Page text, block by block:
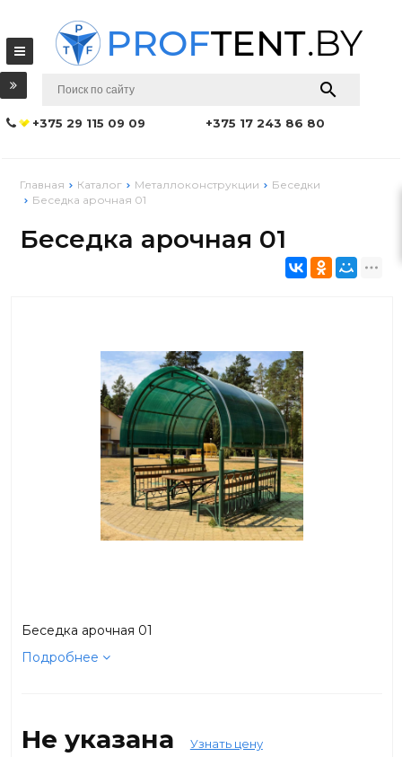
+375 29 115 09 09 +375 17 243 86 80
Главная Каталог Металлоконструкции
Беседки
Беседка арочная 01
Беседка арочная 01
Беседка арочная 01
Подробнее
Не указана Узнать цену